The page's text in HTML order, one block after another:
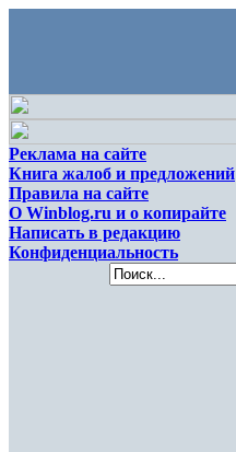
Реклама на сайте
Книга жалоб и предложений
Правила на сайте
О Winblog.ru и о копирайте
Написать в редакцию
Конфиденциальность